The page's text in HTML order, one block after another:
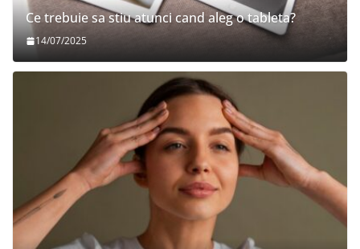
Ce trebuie sa stiu atunci cand aleg o tableta?
14/07/2025